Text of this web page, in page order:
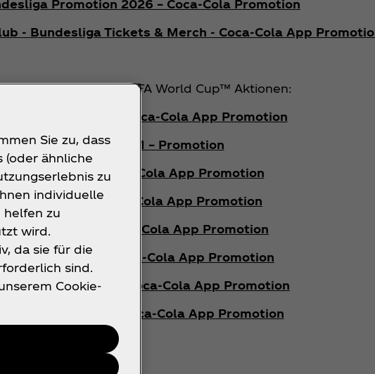
Promotion 2026 – Coca‑Cola Promotion
- Bundesliga Tickets & Merch - Coca‑Cola App
findest du unsere FIFA World Cup™ Aktionen:
x PENNY - Coca‑Cola App Promotion
FIFA x FAKO-M – Promotion
FIFA x ESSO - Coca‑Cola App Promotion
FIFA x Kaes - Coca‑Cola App Promotion
FIFA x Globus - Coca‑Cola App Promotion
FIFA x Autogrill - Coca‑Cola App Promotion
x Bela Markant - Coca‑Cola App Promotion
FIFA x Bela Famila - Coca‑Cola App Promotion
Sie zu, dass
(oder ähnliche
zu
individuelle
helfen zu
wird.
da sie für die
sind.
Cookie-